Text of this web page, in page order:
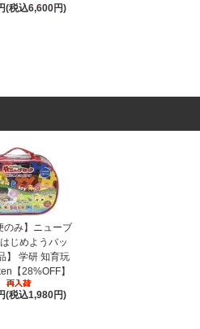
(税込6,600円)
のみ】ニューブ
じめようバッ
】 学研 知育玩
【28%OFF】
(税込1,980円)